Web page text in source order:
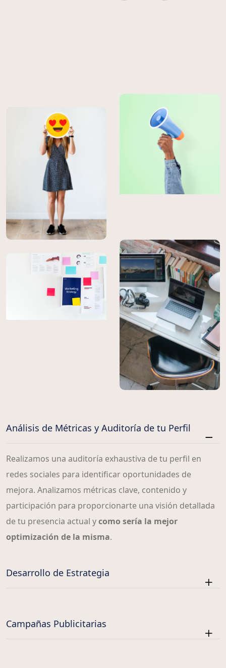
Análisis de Métricas y Auditoría de tu Perfil
Realizamos una auditoría exhaustiva de tu perfil en
redes sociales para identificar oportunidades de
mejora. Analizamos métricas clave, contenido y
participación para proporcionarte una visión detallada
de tu presencia actual ycomo sería la mejor
optimización de la misma.
Desarrollo de Estrategia
Campañas Publicitarias